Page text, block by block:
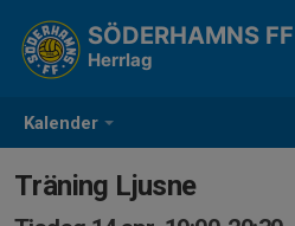
Kalender
SÖDERHAMNS FF
Herrlag
Träning Ljusne